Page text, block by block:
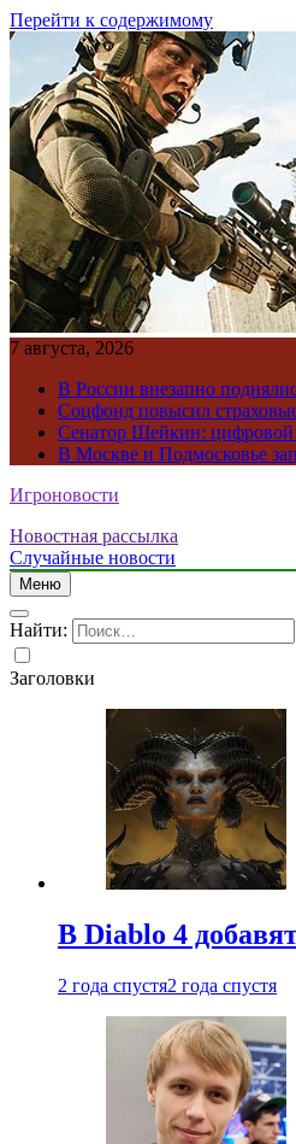
Перейти к содержимому
7 августа, 2026
В России внезапно
Соцфонд повысил
Сенатор Шейкин: цифровой
В Москве и Подмосковье
Игроновости
Новостная рассылка
Случайные новости
Меню
Найти:
Заголовки
В Diablo 4
2 года спустя2 года спустя